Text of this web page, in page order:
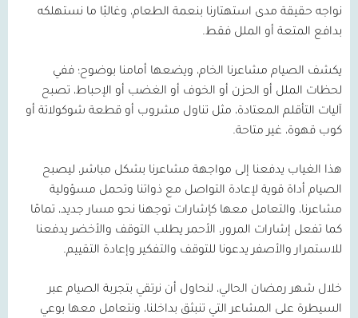
نواجه حقيقة مدى استهتارنا بنعمة الطعام، وغالبًا ما نستهلكه
بدافع المتعة أو الملل فقط.
يكشف الصيام مشاعرنا الخام، ويضعها أمامنا بوضوح؛ ففي
لحظات الملل أو الحزن أو الخوف أو الغضب أو الإحباط، تصبح
آليات التأقلم المعتادة، مثل تناول مشروب أو قطعة شوكولاتة أو
كوب قهوة، غير متاحة.
هذا الغياب يدفعنا إلى مواجهة مشاعرنا بشكل مباشر، ليصبح
الصيام أداة قوية لإعادة التواصل مع ذواتنا وتحمل مسؤولية
مشاعرنا، والتعامل معها كإشارات توجهنا نحو مسار جديد، تمامًا
كما تفعل إشارات المرور، الأحمر يطلب التوقف والأخضر يدفعنا
للاستمرار والأصفر يدعونا للتوقف والتفكير وإعادة التقييم.
خلال شهر رمضان الحالي، لنحاول أن نرتقي بتجربة الصيام عبر
السيطرة على المشاعر التي تنبثق بداخلنا، ونتعامل معها بوعي